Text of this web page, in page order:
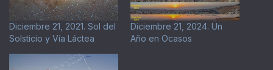
Diciembre 21, 2021. Sol del
Solsticio y Vía Láctea
Diciembre 21, 2024. Un
Año en Ocasos